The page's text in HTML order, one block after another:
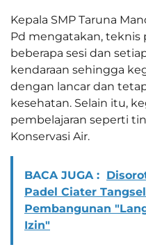
Kepala SMP Taruna
Pd mengatakan, teknis
beberapa sesi dan
kendaraan sehingga
dengan lancar dan
kesehatan. Selain itu,
pembelajaran seperti
Konservasi Air.
BACA JUGA :
Padel Ciater
Pembangunan
Izin"